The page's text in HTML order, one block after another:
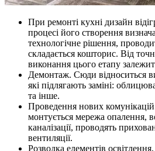
При ремонті кухні дизайн
процесі його створення
технологічне рішення,
складається кошторис. Від
виконання цього етапу
Демонтаж. Сюди відноситься
які підлягають заміні:
та інше.
Проведення нових
монтується мережа опалення,
каналізації, проводять
вентиляції.
Розводка елементів